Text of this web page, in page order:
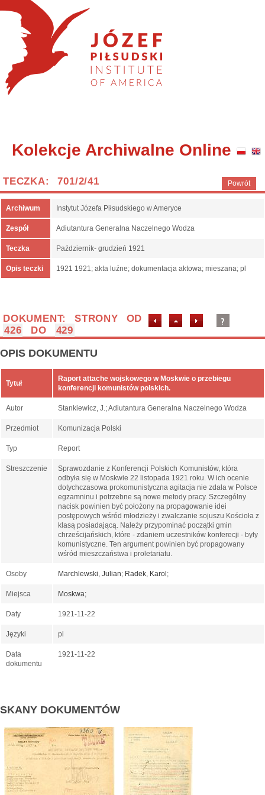
Kolekcje Archiwalne Online
Powrót
TECZKA: 701/2/41
Archiwum Instytut Józefa Piłsudskiego w Ameryce
Zespół Adiutantura Generalna Naczelnego Wodza
Teczka Październik- grudzień 1921
Opis teczki 1921 1921; akta luźne; dokumentacja aktowa; mieszana; pl
DOKUMENT: STRONY OD
426
DO 429
OPIS DOKUMENTU
Tytuł
Raport attache wojskowego w Moskwie o przebiegu
konferencji komunistów polskich.
Autor Stankiewicz, J.; Adiutantura Generalna Naczelnego Wodza
Przedmiot Komunizacja Polski
Typ Report
Streszczenie
Sprawozdanie z Konferencji Polskich Komunistów, która
odbyła się w Moskwie 22 listopada 1921 roku. W ich ocenie
dotychczasowa prokomunistyczna agitacja nie zdała w Polsce
egzamninu i potrzebne są nowe metody pracy. Szczególny
nacisk powinien być położony na propagowanie idei
postępowych wśród młodzieży i zwalczanie sojuszu Kościoła z
klasą posiadającą. Należy przypominać początki gmin
chrześcijańskich, które - zdaniem uczestników konferecji - były
komunistyczne. Ten argument powinien być propagowany
wśród mieszczaństwa i proletariatu.
Osoby Marchlewski, Julian; Radek, Karol ;
Miejsca Moskwa;
Daty 1921-11-22
Języki pl
Data
dokumentu
1921-11-22
SKANY DOKUMENTÓW